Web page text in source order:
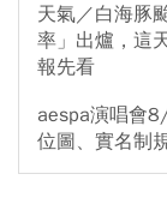
天氣／白海豚
率」出爐，這
報先看
aespa演唱會
位圖、實名制